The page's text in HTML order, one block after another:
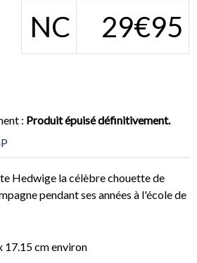
NC 29€95
: Produit épuisé définitivement.
Hedwige la célèbre chouette de
pendant ses années à l'école de
17.15 cm environ